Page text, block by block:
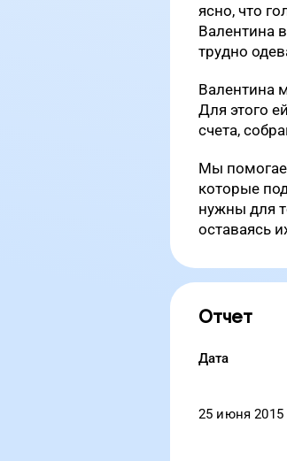
ясно, что
Валентина
трудно
Валентина
Для этого
счета,
Мы
которые
нужны для
оставаясь
Отчет
Дата
25 июня 2015